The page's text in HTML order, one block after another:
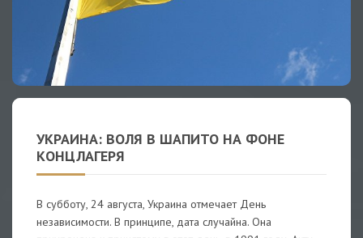
УКРАИНА: ВОЛЯ В ШАПИТО НА ФОНЕ
КОНЦЛАГЕРЯ
В субботу, 24 августа, Украина отмечает День
независимости. В принципе, дата случайна. Она